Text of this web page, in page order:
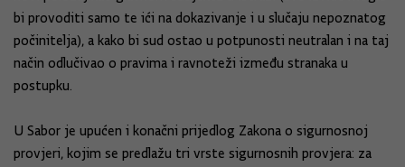
bi provoditi samo te ići na dokazivanje i u slučaju nepoznatog
počinitelja), a kako bi sud ostao u potpunosti neutralan i na taj
način odlučivao o pravima i ravnoteži između stranaka u
postupku.
U Sabor je upućen i konačni prijedlog Zakona o sigurnosnoj
provjeri, kojim se predlažu tri vrste sigurnosnih provjera: za